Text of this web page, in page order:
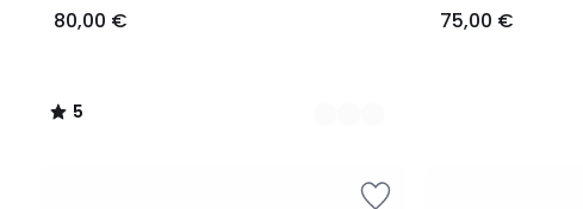
80,00 €
5
/
75,00 €